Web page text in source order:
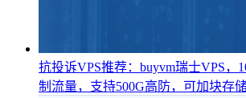
抗投诉VPS推荐：buyvm瑞士VPS，
制流量，支持500G高防，可加块存